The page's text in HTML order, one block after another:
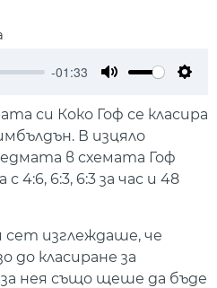
-01:33
си Коко Гоф се класира
В изцяло
в схемата Гоф
4:6, 6:3, 6:3 за час и 48
изглеждаше, че
до класиране за
нея също щеше да бъде